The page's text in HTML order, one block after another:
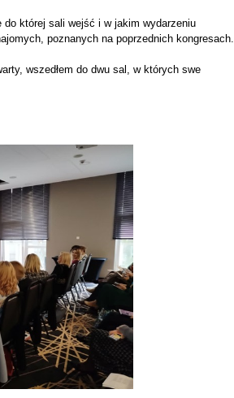
której sali wejść i w jakim wydarzeniu
poznanych na poprzednich kongresach.
wszedłem do dwu sal, w których swe